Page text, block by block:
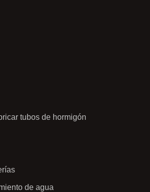
tubos de hormigón
de agua